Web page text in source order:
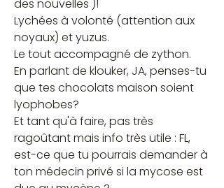
des nouvelles )!
Lychées à volonté (attention aux
noyaux) et yuzus.
Le tout accompagné de zython.
En parlant de klouker, JA, penses-tu
que tes chocolats maison soient
lyophobes?
Et tant qu'à faire, pas très
ragoûtant mais info très utile : FL,
est-ce que tu pourrais demander à
ton médecin privé si la mycose est